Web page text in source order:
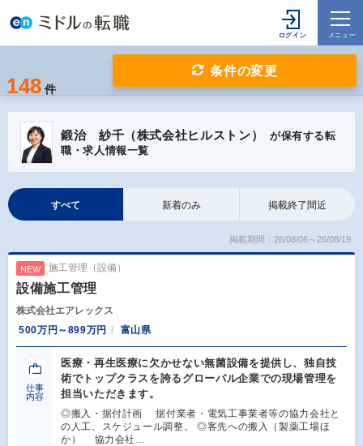
148 件
条件の変更
鍛治 紗千（株式会社ヒルストン）
が保有する転
職・求人情報一覧
すべて 新着のみ 掲載終了間近
掲載期間：26/08/06～26/08/19
NEW 施工管理（設備）
設備施工管理
株式会社エアレックス
500万円～899万円
富山県
仕事
内容
医療・再生医療に欠かせない無菌設備を提供し、独自技
術でトップクラスを誇るグローバル企業での現場管理を
担当いただきます。
◎搬入・据付計画 据付業者・電気工事業者等の協力会社と
の人工、スケジュール調整。 ◎客先への搬入（製薬工場ほ
か） 協力会社…